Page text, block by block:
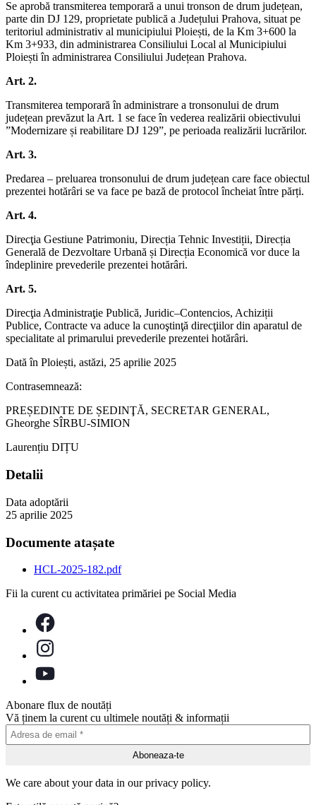
Se aprobă transmiterea temporară a unui tronson de drum județean,
parte din DJ 129, proprietate publică a Județului Prahova, situat pe
teritoriul administrativ al municipiului Ploiești, de la Km 3+600 la
Km 3+933, din administrarea Consiliului Local al Municipiului
Ploiești în administrarea Consiliului Județean Prahova.
Art. 2.
Transmiterea temporară în administrare a tronsonului de drum
județean prevăzut la Art. 1 se face în vederea realizării obiectivului
”Modernizare și reabilitare DJ 129”, pe perioada realizării lucrărilor.
Art. 3.
Predarea – preluarea tronsonului de drum județean care face obiectul
prezentei hotărâri se va face pe bază de protocol încheiat între părți.
Art. 4.
Direcţia Gestiune Patrimoniu, Direcția Tehnic Investiții, Direcția
Generală de Dezvoltare Urbană și Direcția Economică vor duce la
îndeplinire prevederile prezentei hotărâri.
Art. 5.
Direcţia Administraţie Publică, Juridic–Contencios, Achiziții
Publice, Contracte va aduce la cunoştinţă direcţiilor din aparatul de
specialitate al primarului prevederile prezentei hotărâri.
Dată în Ploiești, astăzi, 25 aprilie 2025
Contrasemnează:
PREȘEDINTE DE ȘEDINŢĂ, SECRETAR GENERAL,
Gheorghe SÎRBU-SIMION
Laurențiu DIȚU
Detalii
Data adoptării
25 aprilie 2025
Documente atașate
HCL-2025-182.pdf
Fii la curent cu activitatea primăriei pe Social Media
Abonare flux de noutăți
Vă ținem la curent cu ultimele noutăți & informații
We care about your data in our privacy policy.